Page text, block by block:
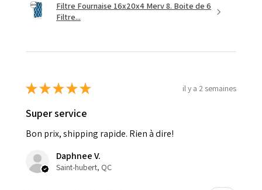
Filtre Fournaise 16x20x4 Merv 8. Boite de 6
Filtre...
★★★★★ il y a 2 semaines
Super service
Bon prix, shipping rapide. Rien à dire!
Daphnee V.
Saint-hubert, QC